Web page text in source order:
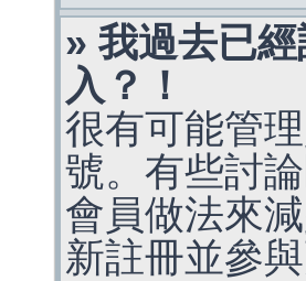
» 我過去已
入？！
很有可能管
號。有些討
會員做法來
新註冊並參